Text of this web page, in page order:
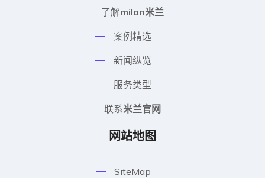
了解milan米兰
案例精选
新闻纵览
服务类型
联系米兰官网
网站地图
SiteMap